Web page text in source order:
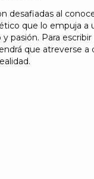
desafiadas al
que lo empuja a
pasión. Para
que atreverse a